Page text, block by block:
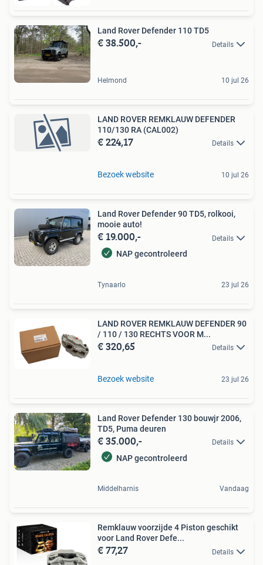
Land Rover Defender 110 TD5
€ 38.500,- Details
Helmond 10 jul 26
LAND ROVER REMKLAUW DEFENDER
110/130 RA (CAL002)
€ 224,17 Details
Bezoek website 10 jul 26
Land Rover Defender 90 TD5, rolkooi,
mooie auto!
€ 19.000,- Details
NAP gecontroleerd
Tynaarlo 23 jul 26
LAND ROVER REMKLAUW DEFENDER 90
/ 110 / 130 RECHTS VOOR M...
€ 320,65 Details
Bezoek website 23 jul 26
Land Rover Defender 130 bouwjr 2006,
TD5, Puma deuren
€ 35.000,- Details
NAP gecontroleerd
Middelharnis Vandaag
Remklauw voorzijde 4 Piston geschikt
voor Land Rover Defe...
€ 77,27 Details